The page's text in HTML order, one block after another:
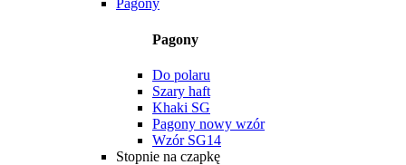
Pagony
Pagony
Do polaru
Szary haft
Khaki SG
Pagony nowy wzór
Wzór SG14
Stopnie na czapkę